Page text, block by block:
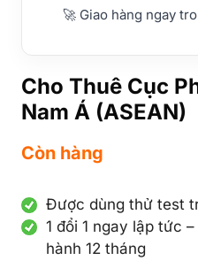
🚀 Giao hàng ngay
Cho Thuê Cục
Nam Á (ASEAN)
Còn hàng
Được dùng thử test
1 đổi 1 ngay lập tức
hành 12 tháng